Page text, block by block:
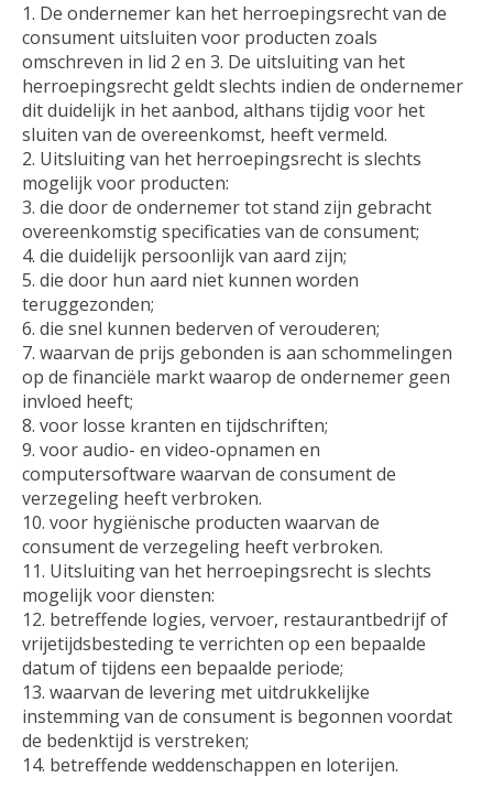
De ondernemer kan het herroepingsrecht van de
consument uitsluiten voor producten zoals
omschreven in lid 2 en 3. De uitsluiting van het
herroepingsrecht geldt slechts indien de ondernemer
dit duidelijk in het aanbod, althans tijdig voor het
sluiten van de overeenkomst, heeft vermeld.
Uitsluiting van het herroepingsrecht is slechts
mogelijk voor producten:
die door de ondernemer tot stand zijn gebracht
overeenkomstig specificaties van de consument;
die duidelijk persoonlijk van aard zijn;
die door hun aard niet kunnen worden
teruggezonden;
die snel kunnen bederven of verouderen;
waarvan de prijs gebonden is aan schommelingen
op de financiële markt waarop de ondernemer geen
invloed heeft;
voor losse kranten en tijdschriften;
voor audio- en video-opnamen en
computersoftware waarvan de consument de
verzegeling heeft verbroken.
voor hygiënische producten waarvan de
consument de verzegeling heeft verbroken.
Uitsluiting van het herroepingsrecht is slechts
mogelijk voor diensten:
betreffende logies, vervoer, restaurantbedrijf of
vrijetijdsbesteding te verrichten op een bepaalde
datum of tijdens een bepaalde periode;
waarvan de levering met uitdrukkelijke
instemming van de consument is begonnen voordat
de bedenktijd is verstreken;
betreffende weddenschappen en loterijen.